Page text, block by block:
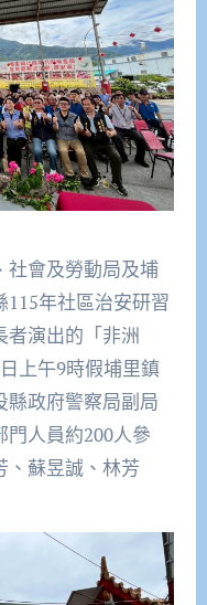
社會及勞動局及埔
115年社區治安研習
者演出的「非洲
上午9時假埔里鎮
縣政府警察局副局
門人員約200人參
、蘇昱誠、林芳